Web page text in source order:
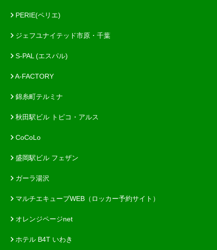
PERIE(ペリエ)
ジェフユナイテッド市原・千葉
S-PAL (エスパル)
A-FACTORY
錦糸町テルミナ
秋田駅ビル トピコ・アルス
CoCoLo
盛岡駅ビル フェザン
ガーラ湯沢
マルチエキューブWEB（ロッカー予約サイト）
オレンジページnet
ホテル B4T いわき